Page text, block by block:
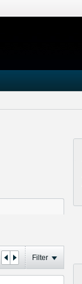
Filter